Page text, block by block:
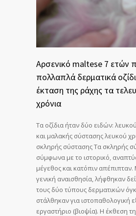
Αρσενικό maltese 7 ετών
πολλαπλά δερματικά
έκταση της ράχης τα
χρόνια
Τα οζίδια ήταν δύο ειδών:
και μαλακής σύστασης λευκού
σκληρής σύστασης Τα σκληρής
σύμφωνα με το ιστορικό,
μέγεθος και κατόπιν
γενική αναισθησία, λήφθηκαν
τους δύο τύπους δερματικών
στάλθηκαν για ιστοπαθολογική
εργαστήριο (βιοψία). Η έκθεση